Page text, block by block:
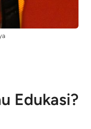
Edukasi?